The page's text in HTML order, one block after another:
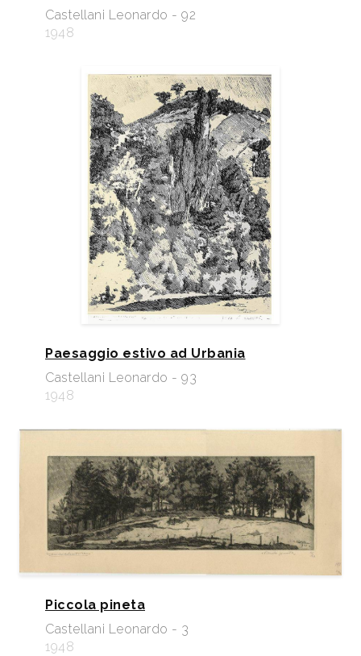
Castellani Leonardo - 92
1948
Paesaggio estivo ad Urbania
Castellani Leonardo - 93
1948
Piccola pineta
Castellani Leonardo - 3
1948